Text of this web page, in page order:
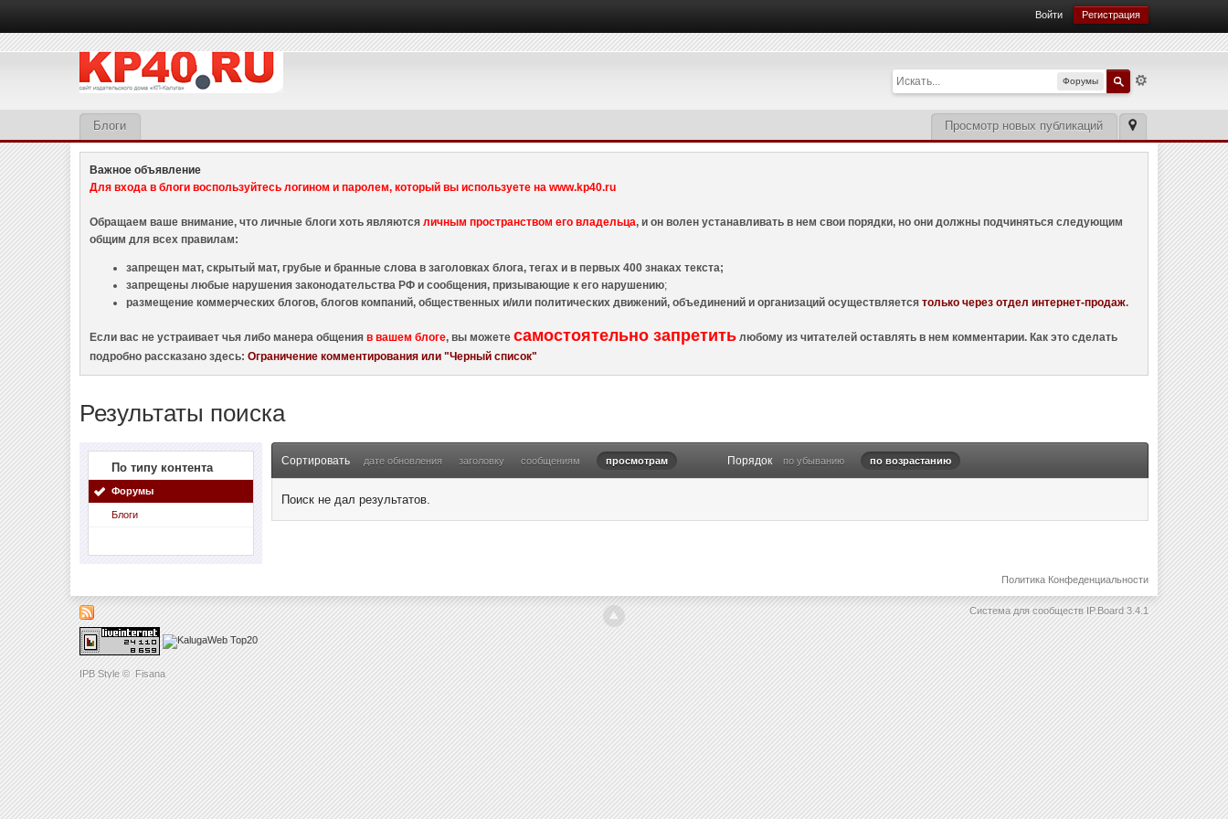
IPB Style © Fisana
Войти Регистрация
Форумы
Просмотр новых публикаций
Блоги
Важное объявление
Для входа в блоги воспользуйтесь логином и паролем, который вы используете на www.kp40.ru
Обращаем ваше внимание, что личные блоги хоть являютсяличным пространством его владельца, и он волен устанавливать в нем свои порядки, но они должны подчиняться следующим
общим для всех правилам:
запрещен мат, скрытый мат, грубые и бранные слова в заголовках блога, тегах и в первых 400 знаках текста;
запрещены любые нарушения законодательства РФ и сообщения, призывающие к его нарушению;
размещение коммерческих блогов, блогов компаний, общественных и/или политических движений, объединений и организаций осуществляетсятолько через отдел интернет-продаж.
Если вас не устраивает чья либо манера общенияв вашем блоге, вы можетесамостоятельно запретить любому из читателей оставлять в нем комментарии. Как это сделать
подробно рассказано здесь:Ограничение комментирования или "Черный список"
Результаты поиска
По типу контента
Форумы
Блоги
Сортировать дате обновления заголовку сообщениям просмотрам Порядок по убыванию по возрастанию
Поиск не дал результатов.
Политика Конфеденциальности
Система для сообществ IP.Board 3.4.1